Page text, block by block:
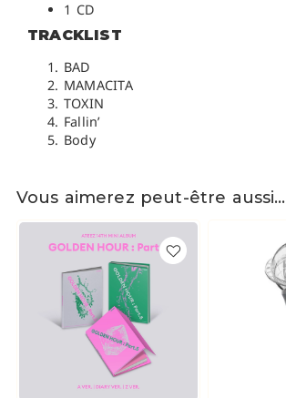
1 CD
TRACKLIST
BAD
MAMACITA
TOXIN
Fallin’
Body
Vous aimerez peut-être aussi…